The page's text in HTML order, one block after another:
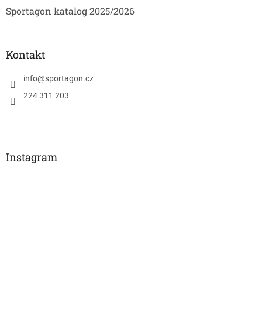
Sportagon katalog 2025/2026
Kontakt
info@sportagon.cz
224 311 203
Instagram